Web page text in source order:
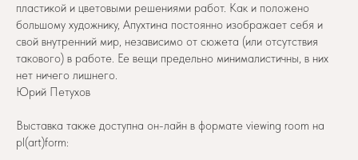
пластикой и цветовыми решениями работ. Как и положено
большому художнику, Апухтина постоянно изображает себя и
свой внутренний мир, независимо от сюжета (или отсутствия
такового) в работе. Ее вещи предельно минималистичны, в них
нет ничего лишнего.
Юрий Петухов
Выставка также доступна он-лайн в формате viewing room на
pl(art)form: